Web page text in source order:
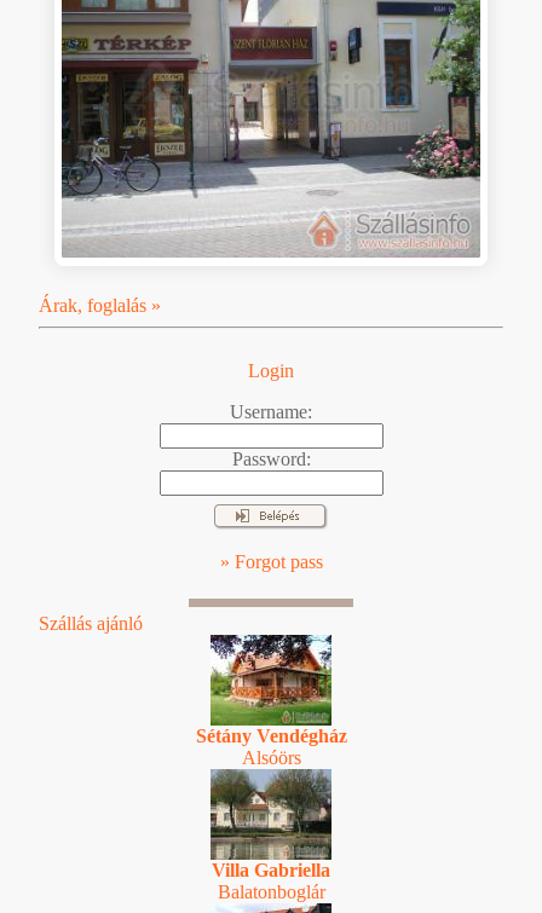
Árak, foglalás »
Login
Username:
Password:
» Forgot pass
Szállás ajánló
Sétány Vendégház
Alsóörs
Villa Gabriella
Balatonboglár